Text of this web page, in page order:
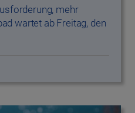
mehr
wartet ab Freitag, den